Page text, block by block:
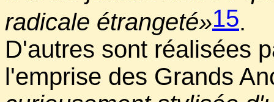
radicale étrangeté»15.
D'autres sont réalisées
l'emprise des Grands